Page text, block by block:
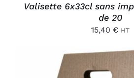
Valisette 6x33cl sans
de 20
15,40 € HT